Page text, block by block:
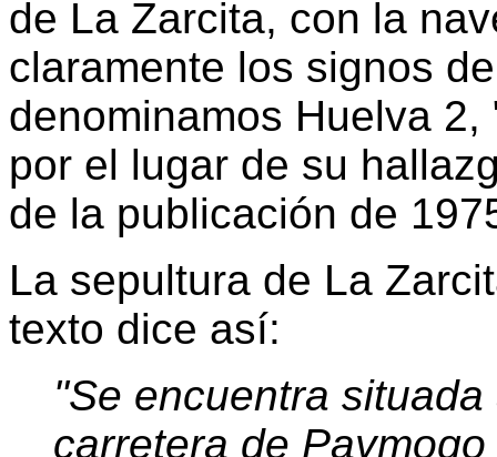
de La Zarcita, con la
claramente los signos
denominamos Huelva
por el lugar de su
de la publicación de
La sepultura de La
texto dice así:
"Se encuentra
carretera de